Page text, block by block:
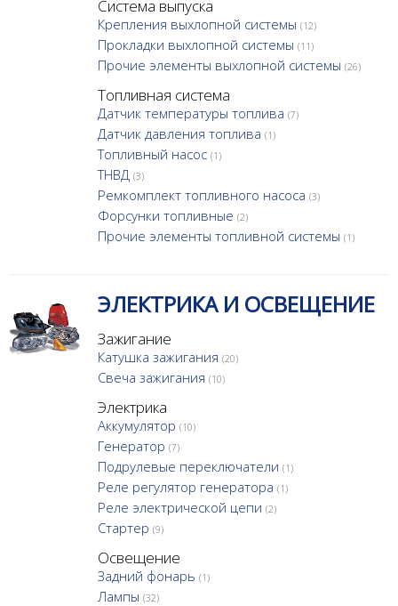
Система выпуска
Крепления выхлопной системы (12)
Прокладки выхлопной системы (11)
Прочие элементы выхлопной системы (26)
Топливная система
Датчик температуры топлива (7)
Датчик давления топлива (1)
Топливный насос (1)
ТНВД (3)
Ремкомплект топливного насоса (3)
Форсунки топливные (2)
Прочие элементы топливной системы (1)
ЭЛЕКТРИКА И ОСВЕЩЕНИЕ
Зажигание
Катушка зажигания (20)
Свеча зажигания (10)
Электрика
Аккумулятор (10)
Генератор (7)
Подрулевые переключатели (1)
Реле регулятор генератора (1)
Реле электрической цепи (2)
Стартер (9)
Освещение
Задний фонарь (1)
Лампы (32)